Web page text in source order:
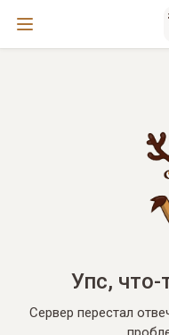
Упс,
Сервер перестал